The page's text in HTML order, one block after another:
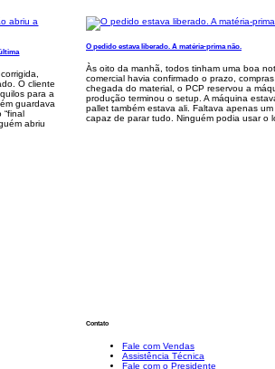
O cliente
para a
guardava
“final
abriu
O pedido estava liberado. A matéria-prima não.
Às oito da manhã, todos tinham uma boa
comercial havia confirmado o prazo,
chegada do material, o PCP reservou a
produção terminou o setup. A máquina
pallet também estava ali. Faltava apenas
capaz de parar tudo. Ninguém podia usar o
Contato
Fale com Vendas
Assistência Técnica
Fale com o Presidente